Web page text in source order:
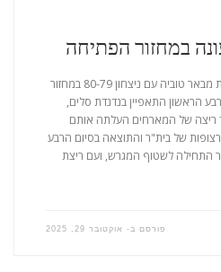
במחזור הפתיחה
בית"ר X GROUP ירושלים חוזרת מבאר טוביה עם ניצחון 80-79 במחזור
של עונת 2025-26. הרבע הראשון התאפיין בנדנדת סלים,
ליתרון 9-4, מנגד ריצה של המארחים העלתה אותם
שלשות רצופות של בית"ר והתוצאה בסיום הרבע
בית,ר התחילה לשטוף המגרש, ועם ריצת
פורסם ב- אוקטובר 29, 2025